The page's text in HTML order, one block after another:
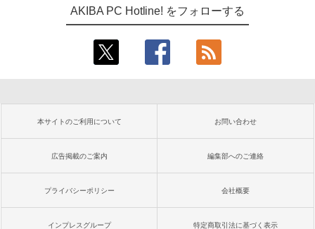
AKIBA PC Hotline! をフォローする
本サイトのご利用について お問い合わせ
広告掲載のご案内 編集部へのご連絡
プライバシーポリシー 会社概要
インプレスグループ 特定商取引法に基づく表示